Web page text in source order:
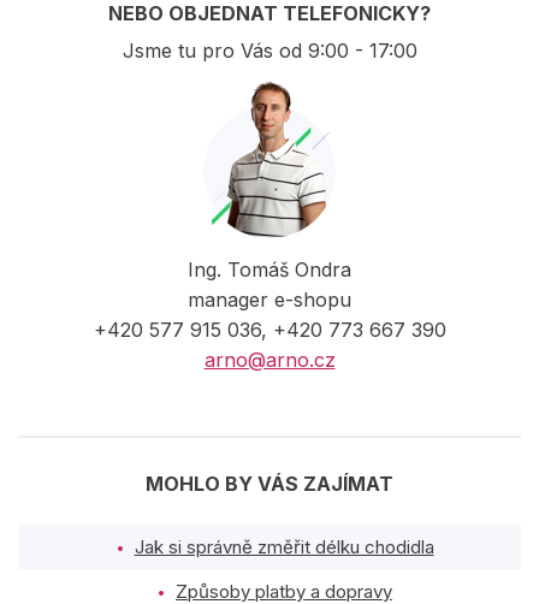
NEBO OBJEDNAT TELEFONICKY?
Jsme tu pro Vás od 9:00 - 17:00
Ing. Tomáš Ondra
manager e-shopu
+420 577 915 036, +420 773 667 390
arno@arno.cz
MOHLO BY VÁS ZAJÍMAT
Jak si správně změřit délku chodidla
Způsoby platby a dopravy